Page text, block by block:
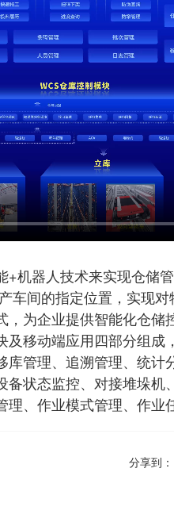
机器人技术来实现仓储
车间的指定位置，实现
为企业提供智能化仓
移动端应用四部分组
管理、追溯管理、统
状态监控、对接堆垛
、作业模式管理、作业
分享到：